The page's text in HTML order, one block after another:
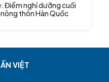
Điểm nghỉ dưỡng cuối
thôn Hàn Quốc
VIỆT